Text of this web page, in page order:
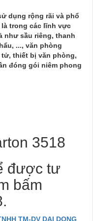
dụng rộng rãi và phổ
trong các lĩnh vực
như sầu riêng, thanh
..., văn phòng
thiết bị văn phòng,
đóng gói niêm phong
3518
được tư
bấm
TM-DV DAI DONG